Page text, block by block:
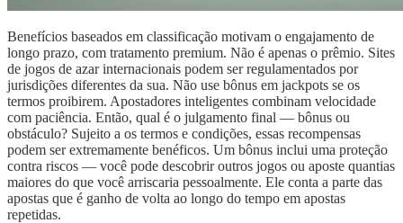
Benefícios baseados em classificação motivam o engajamento de
longo prazo, com tratamento premium. Não é apenas o prêmio. Sites
de jogos de azar internacionais podem ser regulamentados por
jurisdições diferentes da sua. Não use bônus em jackpots se os
termos proibirem. Apostadores inteligentes combinam velocidade
com paciência. Então, qual é o julgamento final — bônus ou
obstáculo? Sujeito a os termos e condições, essas recompensas
podem ser extremamente benéficos. Um bônus inclui uma proteção
contra riscos — você pode descobrir outros jogos ou aposte quantias
maiores do que você arriscaria pessoalmente. Ele conta a parte das
apostas que é ganho de volta ao longo do tempo em apostas
repetidas.